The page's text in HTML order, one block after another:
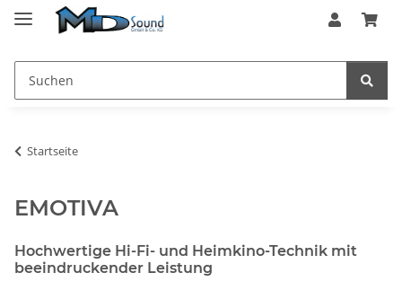
Startseite
EMOTIVA
Hochwertige Hi-Fi- und Heimkino-Technik mit
beeindruckender Leistung